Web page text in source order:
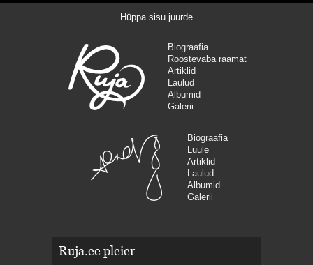
Hüppa sisu juurde
Biograafia
Roostevaba raamat
Artiklid
Laulud
Albumid
Galerii
Biograafia
Luule
Artiklid
Laulud
Albumid
Galerii
Ruja.ee pleier